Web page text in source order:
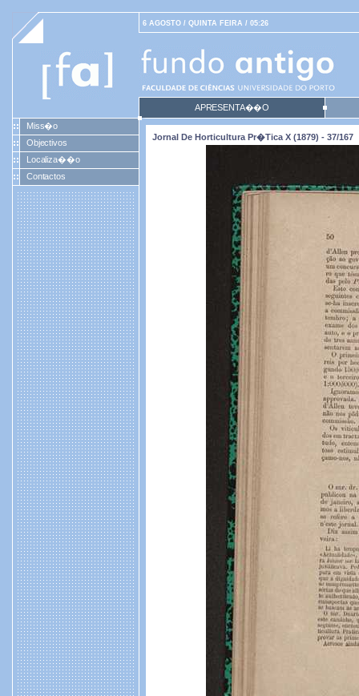
6 AGOSTO / QUINTA FEIRA / 05:26
APRESENTA��O
Miss�o
Objectivos
Localiza��o
Contactos
Jornal De Horticultura Pr�tica X (1879) - 37/167